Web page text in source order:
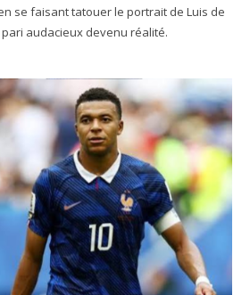
se faisant tatouer le portrait de Luis de
audacieux devenu réalité.